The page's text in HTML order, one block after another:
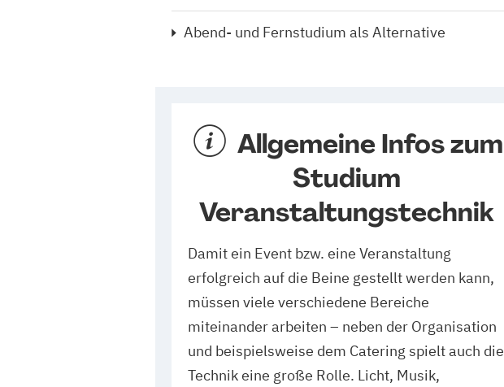
Abend- und Fernstudium als Alternative
Allgemeine Infos zum
Studium
Veranstaltungstechnik
Damit ein Event bzw. eine Veranstaltung
erfolgreich auf die Beine gestellt werden kann,
müssen viele verschiedene Bereiche
miteinander arbeiten – neben der Organisation
und beispielsweise dem Catering spielt auch die
Technik eine große Rolle. Licht, Musik,